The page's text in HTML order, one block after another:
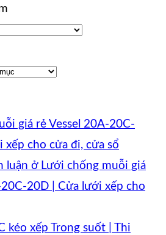
giá rẻ Vessel 20A-20C-
xếp cho cửa đi, cửa sổ
luận ở Lưới chống muỗi giá
20C-20D | Cửa lưới xếp cho
kéo xếp Trong suốt | Thi